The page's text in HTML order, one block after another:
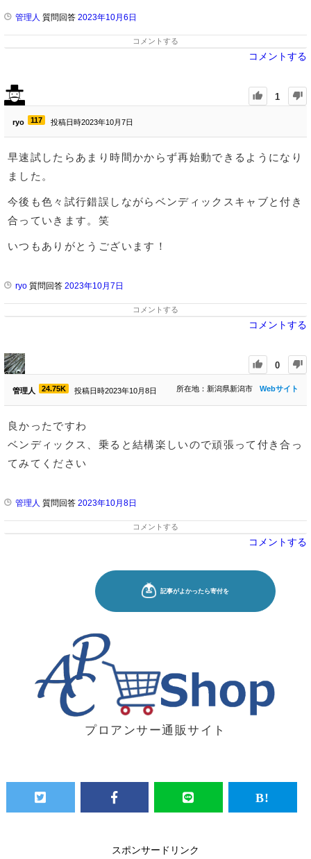
管理人 質問回答 2023年10月6日
コメントする
コメントする
1
ryo 117 投稿日時2023年10月7日
早速試したらあまり時間かからず再始動できるようになり
ました。
今後も色々試行錯誤しながらベンディックスキャブと付き
合っていきます。笑
いつもありがとうございます！
ryo 質問回答 2023年10月7日
コメントする
コメントする
0
管理人 24.75K 投稿日時2023年10月8日 Webサイト
所在地：新潟県新潟市
良かったですわ
ベンディックス、乗ると結構楽しいので頑張って付き合っ
てみてください
管理人 質問回答 2023年10月8日
コメントする
コメントする
プロアンサー通販サイト
スポンサードリンク